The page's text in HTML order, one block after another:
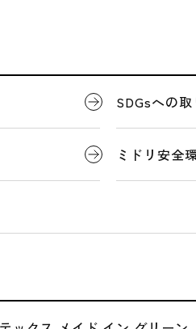
代表者ごあ
会社概要
製品につい
デジタルカ
SDGsへの
ミドリ安全
の受験
応援
で、最終確認ヨシ！ ～